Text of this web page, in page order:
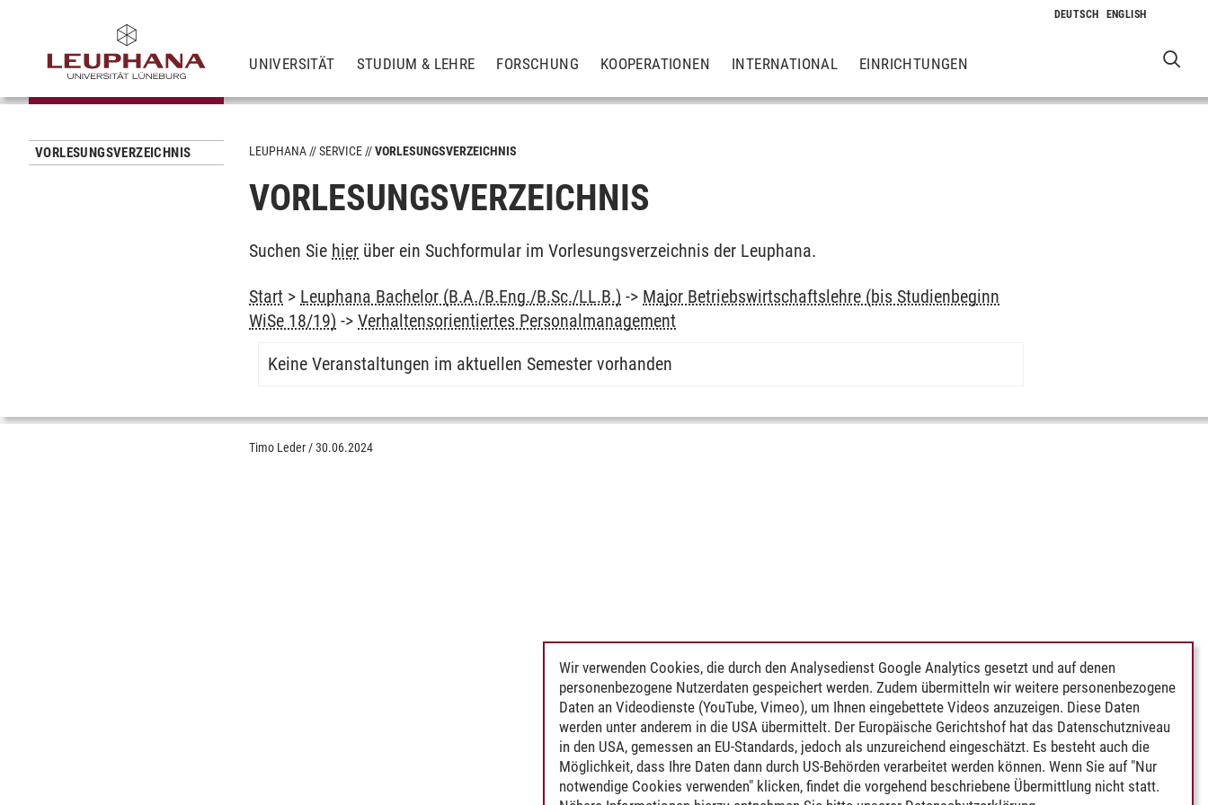
UNIVERSITÄT STUDIUM & LEHRE FORSCHUNG KOOPERATIONEN INTERNATIONAL EINRICHTUNGEN
VORLESUNGSVERZEICHNIS LEUPHANA SERVICE VORLESUNGSVERZEICHNIS
VORLESUNGSVERZEICHNIS
Suchen Sie hier über ein Suchformular im Vorlesungsverzeichnis der Leuphana.
Start > Leuphana Bachelor (B.A./B.Eng./B.Sc./LL.B.) -> Major Betriebswirtschaftslehre (bis Studienbeginn
WiSe 18/19) ->Verhaltensorientiertes Personalmanagement
Keine Veranstaltungen im aktuellen Semester vorhanden
Timo Leder /30.06.2024
Wir verwenden Cookies, die durch den Analysedienst Google Analytics gesetzt und auf denen
personenbezogene Nutzerdaten gespeichert werden. Zudem übermitteln wir weitere personenbezogene
Daten an Videodienste (YouTube, Vimeo), um Ihnen eingebettete Videos anzuzeigen. Diese Daten
werden unter anderem in die USA übermittelt. Der Europäische Gerichtshof hat das Datenschutzniveau
in den USA, gemessen an EU-Standards, jedoch als unzureichend eingeschätzt. Es besteht auch die
Möglichkeit, dass Ihre Daten dann durch US-Behörden verarbeitet werden können. Wenn Sie auf "Nur
notwendige Cookies verwenden" klicken, findet die vorgehend beschriebene Übermittlung nicht statt.